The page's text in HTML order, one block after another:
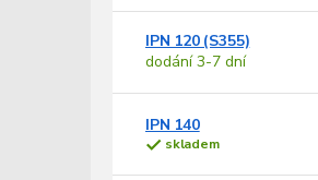
k
IPN 120 (S355)
dodání 3-7 dní
IPN 140
skladem